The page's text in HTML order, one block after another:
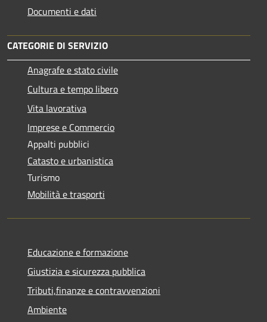
Documenti e dati
CATEGORIE DI SERVIZIO
Anagrafe e stato civile
Cultura e tempo libero
Vita lavorativa
Imprese e Commercio
Appalti pubblici
Catasto e urbanistica
Turismo
Mobilità e trasporti
Educazione e formazione
Giustizia e sicurezza pubblica
Tributi,finanze e contravvenzioni
Ambiente